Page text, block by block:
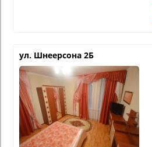
ул. Шнеерсона 2Б